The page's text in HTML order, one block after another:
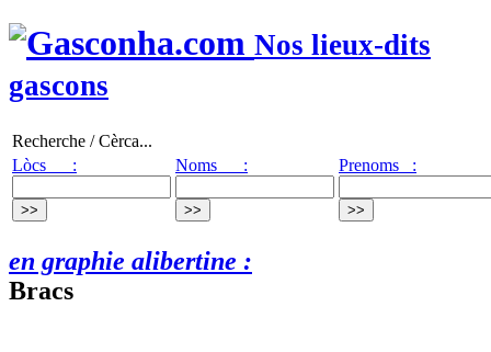
Nos lieux-dits
gascons
Recherche / Cèrca...
Lòcs :
Noms : Prenoms :
en graphie alibertine :
Bracs